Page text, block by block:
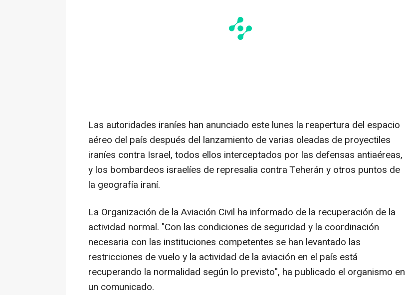
Las autoridades iraníes han anunciado este lunes la reapertura del espacio
aéreo del país después del lanzamiento de varias oleadas de proyectiles
iraníes contra Israel, todos ellos interceptados por las defensas antiaéreas,
y los bombardeos israelíes de represalia contra Teherán y otros puntos de
la geografía iraní.
La Organización de la Aviación Civil ha informado de la recuperación de la
actividad normal. "Con las condiciones de seguridad y la coordinación
necesaria con las instituciones competentes se han levantado las
restricciones de vuelo y la actividad de la aviación en el país está
recuperando la normalidad según lo previsto", ha publicado el organismo en
un comunicado.